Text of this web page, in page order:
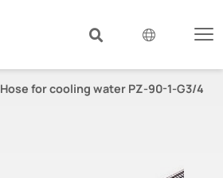
Hose for cooling water PZ-90-1-G3/4